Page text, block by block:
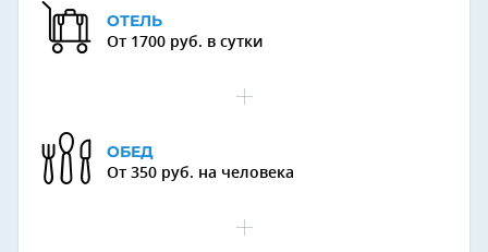
ОТЕЛЬ
От 1700 руб. в сутки
ОБЕД
От 350 руб. на человека